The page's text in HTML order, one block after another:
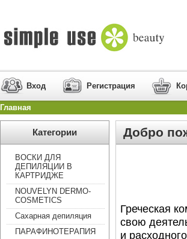
Вход Регистрация
Главная
Категории
ВОСКИ ДЛЯ
ДЕПИЛЯЦИИ В
КАРТРИДЖЕ
NOUVELYN DERMO-
COSMETICS
Сахарная депиляция
ПАРАФИНОТЕРАПИЯ
Добро
Греческая
свою
и